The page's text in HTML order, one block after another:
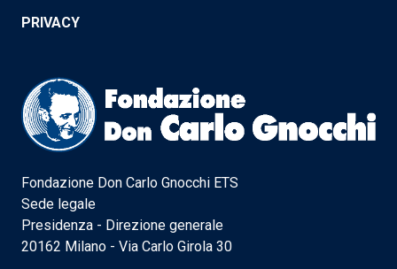
PRIVACY
Fondazione Don Carlo Gnocchi ETS
Sede legale
Presidenza - Direzione generale
20162 Milano - Via Carlo Girola 30